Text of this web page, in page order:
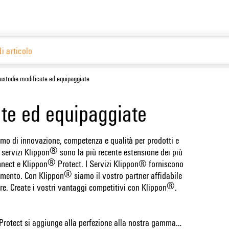
modificate ed equipaggiate
ed equipaggiate
di innovazione, competenza e qualità per prodotti e
Klippon® sono la più recente estensione dei più
e Klippon® Protect. I Servizi Klippon® forniscono
Con Klippon® siamo il vostro partner affidabile
Create i vostri vantaggi competitivi con Klippon®.
Protect si aggiunge alla perfezione alla nostra gamma